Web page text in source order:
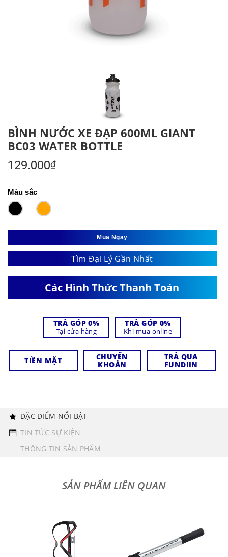
BÌNH NƯỚC XE ĐẠP 600ML GIANT
BC03 WATER BOTTLE
129.000₫
Màu sắc
Mua Ngay
Tìm Đại Lý Gần Nhất
Các Hình Thức Thanh Toán
TRẢ GÓP 0%
Tại cửa hàng
TRẢ GÓP 0%
Khi mua online
TIỀN MẶT
CHUYỂN
KHOẢN
TRẢ QUA
FUNDIIN
ĐẶC ĐIỂM NỔI BẬT
TIN TỨC SỰ KIỆN
THÔNG TIN SẢN PHẨM